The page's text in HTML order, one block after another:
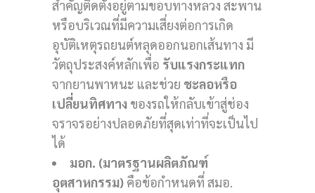
สำคัญติดตั้งอยู่ตามขอบทางหลวง สะพาน
หรือบริเวณที่มีความเสี่ยงต่อการเกิด
อุบัติเหตุรถยนต์หลุดออกนอกเส้นทาง มี
วัตถุประสงค์หลักเพื่อ รับแรงกระแทก
จากยานพาหนะ และช่วย ชะลอหรือ
เปลี่ยนทิศทาง ของรถให้กลับเข้าสู่ช่อง
จราจรอย่างปลอดภัยที่สุดเท่าที่จะเป็นไป
ได้
มอก. (มาตรฐานผลิตภัณฑ์
อุตสาหกรรม) คือข้อกำหนดที่ สมอ.